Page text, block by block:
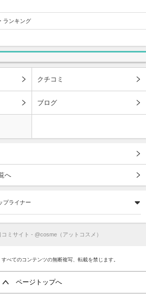
ランキング
クチコミ
ブログ
へ
プライナー
コミサイト - @cosme（アットコスメ）
べてのコンテンツの無断複写、転載を禁じます。
ページトップへ